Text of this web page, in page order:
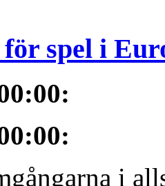
spel i
:
:
i